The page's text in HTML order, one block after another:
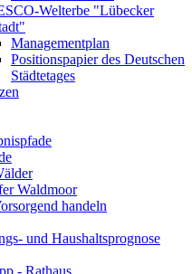
Welterbe "Lübecker
Managementplan
Positionspapier des Deutschen
Städtetages
Waldmoor
handeln
und Haushaltsprognose
- Rathaus